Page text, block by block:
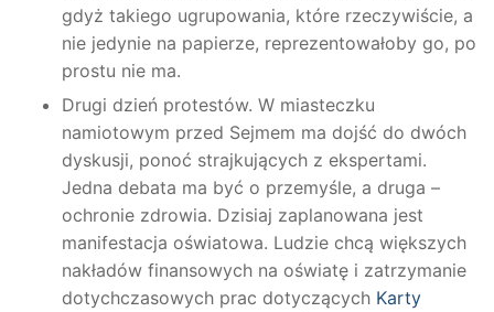
gdyż takiego ugrupowania, które rzeczywiście, a
nie jedynie na papierze, reprezentowałoby go, po
prostu nie ma.
Drugi dzień protestów. W miasteczku
namiotowym przed Sejmem ma dojść do dwóch
dyskusji, ponoć strajkujących z ekspertami.
Jedna debata ma być o przemyśle, a druga –
ochronie zdrowia. Dzisiaj zaplanowana jest
manifestacja oświatowa. Ludzie chcą większych
nakładów finansowych na oświatę i zatrzymanie
dotychczasowych prac dotyczących Karty